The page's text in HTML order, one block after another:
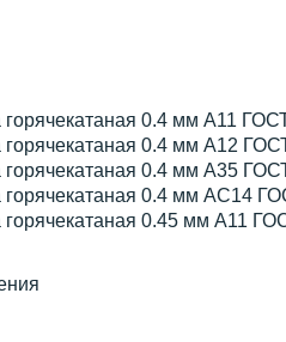
горячекатаная 0.4 мм А11
горячекатаная 0.4 мм А12
горячекатаная 0.4 мм А35
горячекатаная 0.4 мм АС14
горячекатаная 0.45 мм А11